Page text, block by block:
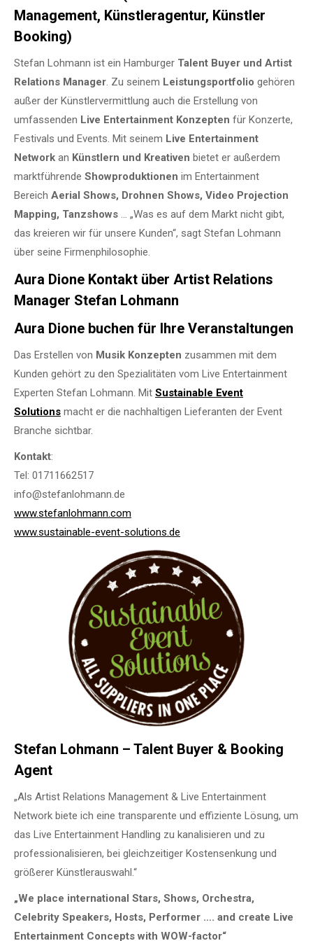
Management, Künstleragentur, Künstler
Booking)
Stefan Lohmann ist ein Hamburger Talent Buyer und Artist
Relations Manager . Zu seinem Leistungsportfolio gehören
außer der Künstlervermittlung auch die Erstellung von
umfassenden Live Entertainment Konzepten für Konzerte,
Festivals und Events. Mit seinem Live Entertainment
Network an Künstlern und Kreativen bietet er außerdem
marktführende Showproduktionen im Entertainment
Bereich Aerial Shows, Drohnen Shows, Video Projection
Mapping, Tanzshows
… „Was es auf dem Markt nicht gibt,
das kreieren wir für unsere Kunden“, sagt Stefan Lohmann
über seine Firmenphilosophie.
Aura Dione Kontakt über Artist Relations
Manager Stefan Lohmann
Aura Dione buchen für Ihre Veranstaltungen
Das Erstellen von Musik Konzepten zusammen mit dem
Kunden gehört zu den Spezialitäten vom Live Entertainment
Experten Stefan Lohmann. Mit Sustainable Event
Solutions macht er die nachhaltigen Lieferanten der Event
Branche sichtbar.
Kontakt:
Tel: 01711662517
info@stefanlohmann.de
www.stefanlohmann.com
www.sustainable-event-solutions.de
Stefan Lohmann – Talent Buyer & Booking
Agent
„Als Artist Relations Management & Live Entertainment
Network biete ich eine transparente und effiziente Lösung, um
das Live Entertainment Handling zu kanalisieren und zu
professionalisieren, bei gleichzeitiger Kostensenkung und
größerer Künstlerauswahl.“
„We place international Stars, Shows, Orchestra,
Celebrity Speakers, Hosts, Performer …. and create Live
Entertainment Concepts with WOW-factor“